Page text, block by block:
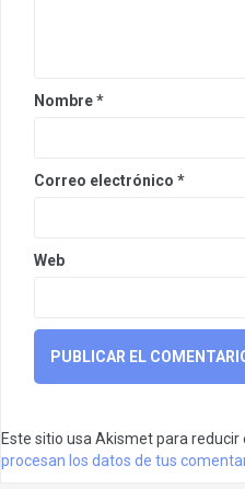
Nombre*
Correo electrónico *
Web
Este sitio usa Akismet para reducir
procesan los datos de tus